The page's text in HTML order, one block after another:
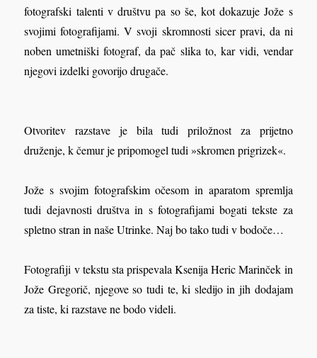
fotografski talenti v društvu pa so še, kot dokazuje Jože s
svojimi fotografijami. V svoji skromnosti sicer pravi, da ni
noben umetniški fotograf, da pač slika to, kar vidi, vendar
njegovi izdelki govorijo drugače.
Otvoritev razstave je bila tudi priložnost za prijetno
druženje, k čemur je pripomogel tudi »skromen prigrizek«.
Jože s svojim fotografskim očesom in aparatom spremlja
tudi dejavnosti društva in s fotografijami bogati tekste za
spletno stran in naše Utrinke. Naj bo tako tudi v bodoče…
Fotografiji v tekstu sta prispevala Ksenija Heric Marinček in
Jože Gregorič, njegove so tudi te, ki sledijo in jih dodajam
za tiste, ki razstave ne bodo videli.